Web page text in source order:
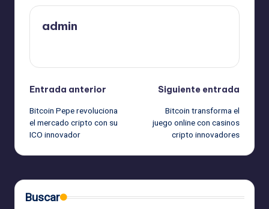
admin
Navegación
de
entradas
Entrada anterior
Bitcoin Pepe revoluciona
el mercado cripto con su
ICO innovador
Siguiente entrada
Bitcoin transforma el
juego online con casinos
cripto innovadores
Buscar